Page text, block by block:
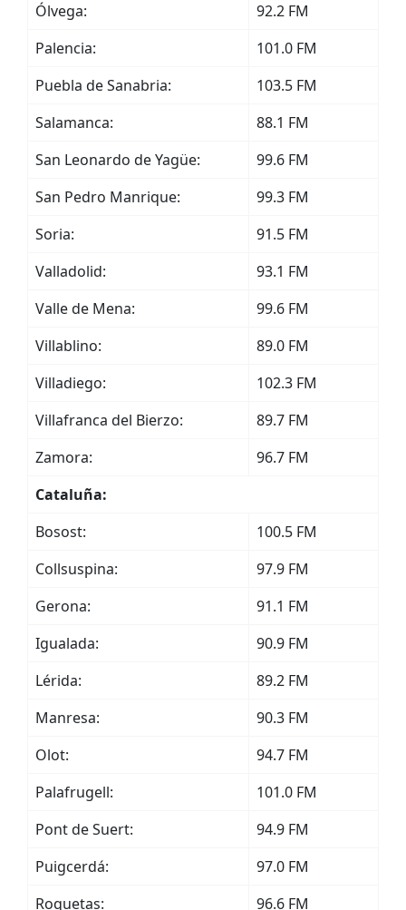
Ólvega:
92.2 FM
Palencia:
101.0 FM
Puebla de Sanabria:
103.5 FM
Salamanca:
88.1 FM
San Leonardo de Yagüe:
99.6 FM
San Pedro Manrique:
99.3 FM
Soria:
91.5 FM
Valladolid:
93.1 FM
Valle de Mena:
99.6 FM
Villablino:
89.0 FM
Villadiego:
102.3 FM
Villafranca del Bierzo:
89.7 FM
Zamora:
96.7 FM
Cataluña:
Bosost:
100.5 FM
Collsuspina:
97.9 FM
Gerona:
91.1 FM
Igualada:
90.9 FM
Lérida:
89.2 FM
Manresa:
90.3 FM
Olot:
94.7 FM
Palafrugell:
101.0 FM
Pont de Suert:
94.9 FM
Puigcerdá:
97.0 FM
Roquetas:
96.6 FM